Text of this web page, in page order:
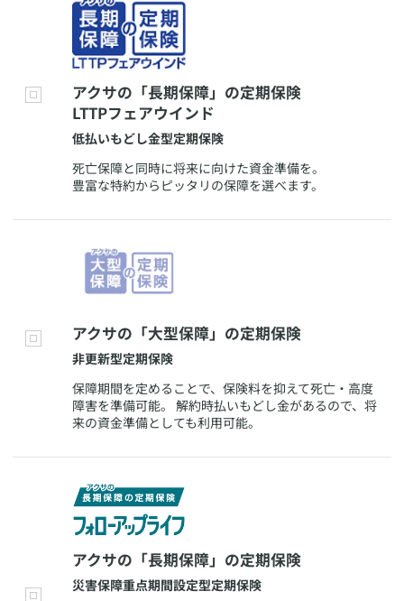
​アクサの「長期保障」の定期保険
LTTPフェアウインド
​低払いもどし金型定期保険
​死亡保障と同時に将来に向けた資金準備を。
豊富な特約からピッタリの保障を選べます。
​アクサの「大型保障」の定期保険
​非更新型定期保険
​保障期間を定めることで、保険料を抑えて死亡・高度
障害を準備可能。 解約時払いもどし金があるので、将
来の資金準備としても利用可能。
​アクサの「長期保障」の定期保険
​災害保障重点期間設定型定期保険